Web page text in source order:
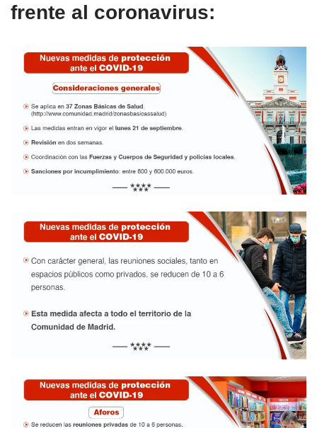
frente al coronavirus: